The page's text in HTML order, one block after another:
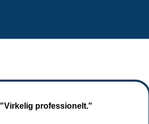
"Virkelig professionelt."